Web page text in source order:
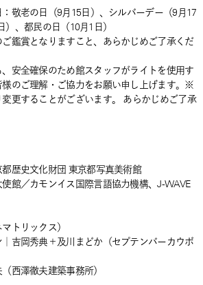
敬老の日（9月15日）、シルバーデー（9月17
）、都民の日（10月1日）
鑑賞となりますこと、あらかじめご了承くだ
安全確保のため館スタッフがライトを使用す
様のご理解・ご協力をお願い申し上げます。※
更することがございます。 あらかじめご了承
歴史文化財団 東京都写真美術館
館／カモンイス国際言語協力機構、J-WAVE
トリックス）
吉岡秀典＋及川まどか（セプテンバーカウボ
西澤徹夫建築事務所）